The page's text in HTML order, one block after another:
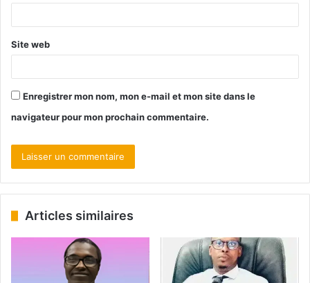
Site web
Enregistrer mon nom, mon e-mail et mon site dans le
navigateur pour mon prochain commentaire.
Articles similaires